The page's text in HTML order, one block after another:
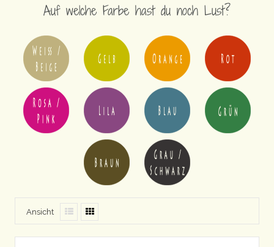
Auf welche Farbe hast du noch Lust?
Ansicht